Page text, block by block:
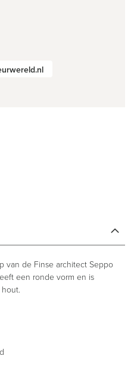
van de Finse architect Seppo
een ronde vorm en is